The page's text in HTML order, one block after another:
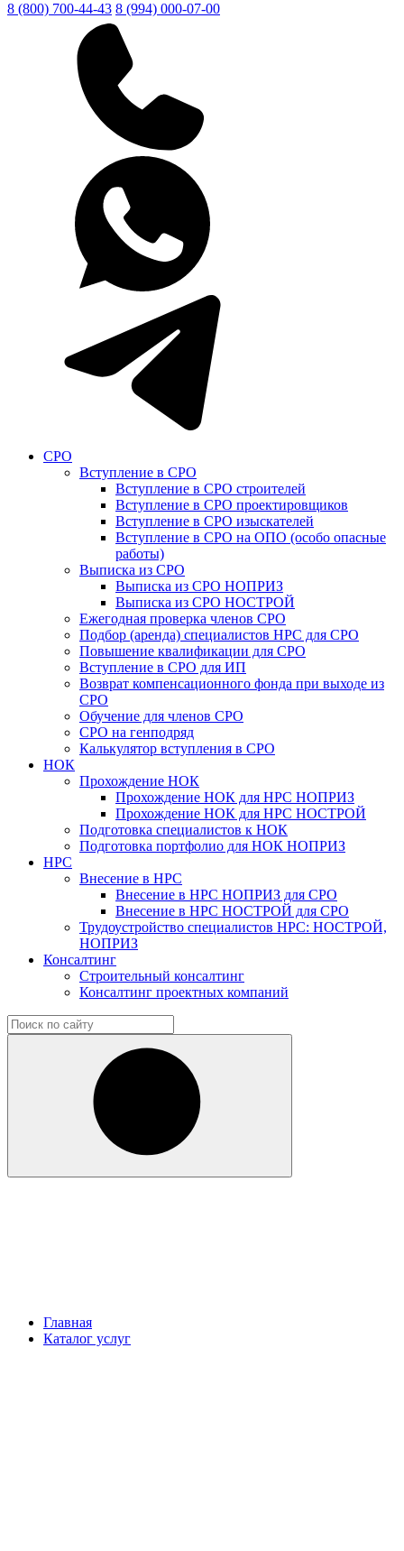
8 (800) 700-44-43 8 (994) 000-07-00
СРО
Вступление в СРО
Вступление в СРО строителей
Вступление в СРО проектировщиков
Вступление в СРО изыскателей
Вступление в СРО на ОПО (особо опасные
работы)
Выписка из СРО
Выписка из СРО НОПРИЗ
Выписка из СРО НОСТРОЙ
Ежегодная проверка членов СРО
Подбор (аренда) специалистов НРС для СРО
Повышение квалификации для СРО
Вступление в СРО для ИП
Возврат компенсационного фонда при выходе из
СРО
Обучение для членов СРО
СРО на генподряд
Калькулятор вступления в СРО
НОК
Прохождение НОК
Прохождение НОК для НРС НОПРИЗ
Прохождение НОК для НРС НОСТРОЙ
Подготовка специалистов к НОК
Подготовка портфолио для НОК НОПРИЗ
НРС
Внесение в НРС
Внесение в НРС НОПРИЗ для СРО
Внесение в НРС НОСТРОЙ для СРО
Трудоустройство специалистов НРС: НОСТРОЙ,
НОПРИЗ
Консалтинг
Строительный консалтинг
Консалтинг проектных компаний
Главная
Каталог услуг